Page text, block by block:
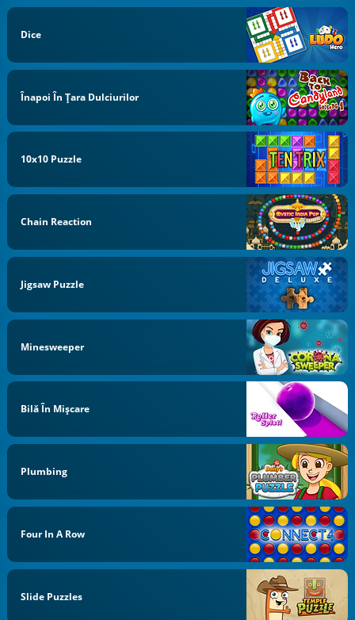
Dice
Înapoi În Țara Dulciurilor
10x10 Puzzle
Chain Reaction
Jigsaw Puzzle
Minesweeper
Bilă În Mișcare
Plumbing
Four In A Row
Slide Puzzles